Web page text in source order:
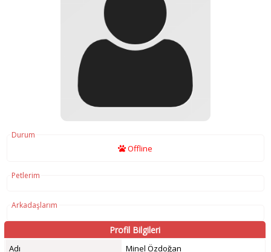
Durum
Offline
Petlerim
Arkadaşlarım
Profil Bilgileri
Adı
Minel Özdoğan